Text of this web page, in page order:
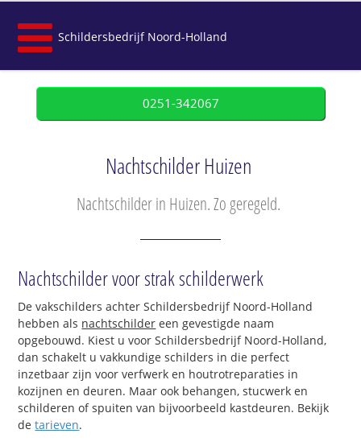
Schildersbedrijf Noord-Holland
0251-342067
Nachtschilder Huizen
Nachtschilder in Huizen. Zo geregeld.
Nachtschilder voor strak schilderwerk
De vakschilders achter Schildersbedrijf Noord-Holland
hebben als nachtschilder een gevestigde naam
opgebouwd. Kiest u voor Schildersbedrijf Noord-Holland,
dan schakelt u vakkundige schilders in die perfect
inzetbaar zijn voor verfwerk en houtrotreparaties in
kozijnen en deuren. Maar ook behangen, stucwerk en
schilderen of spuiten van bijvoorbeeld kastdeuren. Bekijk
detarieven.